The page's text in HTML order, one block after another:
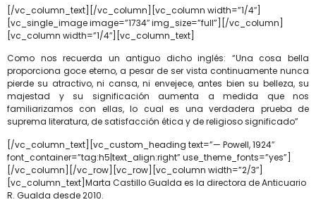
[/vc_column_text][/vc_column][vc_column width=”1/4″]
[vc_single_image image=”1734″ img_size=”full”][/vc_column]
[vc_column width=”1/4″][vc_column_text]
Como nos recuerda un antiguo dicho inglés: “Una cosa bella
proporciona goce eterno, a pesar de ser vista continuamente nunca
pierde su atractivo, ni cansa, ni envejece, antes bien su belleza, su
majestad y su significación aumenta a medida que nos
familiarizamos con ellas, lo cual es una verdadera prueba de
suprema literatura, de satisfacción ética y de religioso significado”
[/vc_column_text][vc_custom_heading text=”— Powell, 1924″
font_container=”tag:h5|text_align:right” use_theme_fonts=”yes”]
[/vc_column][/vc_row][vc_row][vc_column width=”2/3″]
[vc_column_text]Marta Castillo Gualda es la directora de Anticuario
R. Gualda desde 2010.